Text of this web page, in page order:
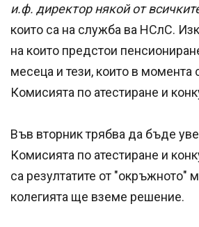
и.ф. директор някой от
които са на служба ва НСлС.
на които предстои
месеца и тези, които в момента
Комисията по атестиране и
Във вторник трябва да бъде
Комисията по атестиране и
са резултатите от "окръжното"
колегията ще вземе решение.